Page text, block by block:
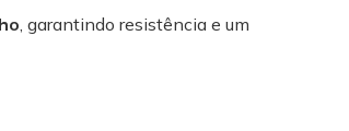
, garantindo resistência e um